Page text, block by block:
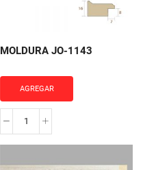
MOLDURA JO-1143
AGREGAR
MOLDURA
JO-